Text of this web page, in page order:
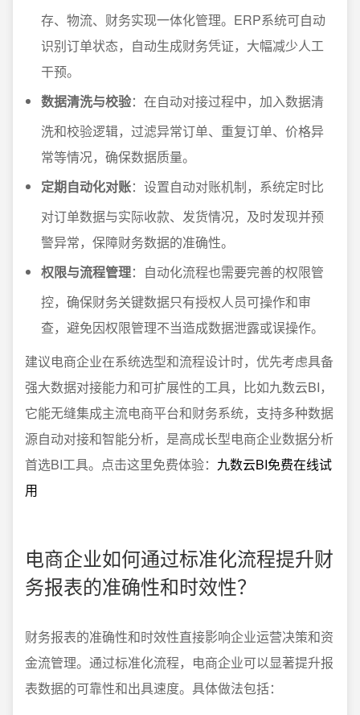
存、物流、财务实现一体化管理。ERP系统可自动
识别订单状态，自动生成财务凭证，大幅减少人工
干预。
数据清洗与校验：在自动对接过程中，加入数据清
洗和校验逻辑，过滤异常订单、重复订单、价格异
常等情况，确保数据质量。
定期自动化对账：设置自动对账机制，系统定时比
对订单数据与实际收款、发货情况，及时发现并预
警异常，保障财务数据的准确性。
权限与流程管理：自动化流程也需要完善的权限管
控，确保财务关键数据只有授权人员可操作和审
查，避免因权限管理不当造成数据泄露或误操作。
建议电商企业在系统选型和流程设计时，优先考虑具备
强大数据对接能力和可扩展性的工具，比如九数云BI，
它能无缝集成主流电商平台和财务系统，支持多种数据
源自动对接和智能分析，是高成长型电商企业数据分析
首选BI工具。点击这里免费体验： 九数云BI免费在线试
用
电商企业如何通过标准化流程提升财
务报表的准确性和时效性？
财务报表的准确性和时效性直接影响企业运营决策和资
金流管理。通过标准化流程，电商企业可以显著提升报
表数据的可靠性和出具速度。具体做法包括：